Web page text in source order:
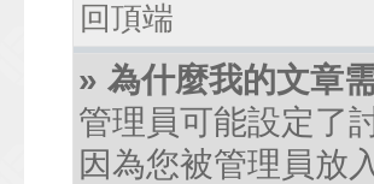
回頂端
» 為什麼我的文章
管理員可能設定了
因為您被管理員放